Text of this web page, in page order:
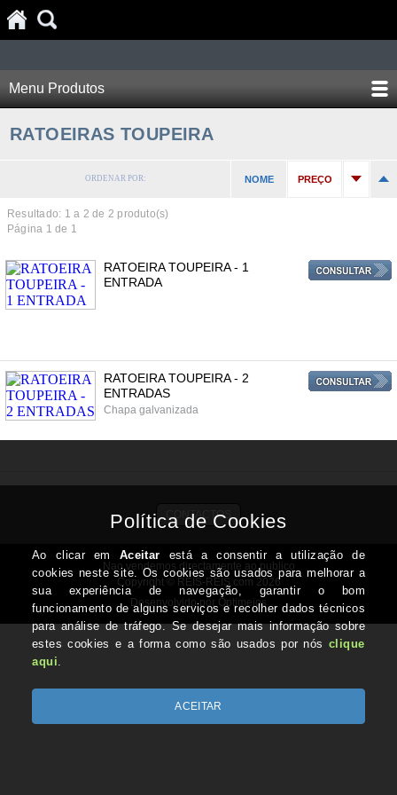
Menu Produtos
RATOEIRAS TOUPEIRA
ORDENAR POR: NOME PREÇO
Resultado: 1 a 2 de 2 produto(s)
Página 1 de 1
RATOEIRA TOUPEIRA - 1
ENTRADA
RATOEIRA TOUPEIRA - 2
ENTRADAS
Chapa galvanizada
CONTACTOS
Nao vendemos directamente ao publico
Copyright © REIS-REIS.com 2026
Desenvolvido por Optimeios